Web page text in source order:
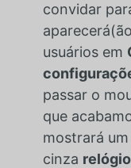
convidar
usuários em
passar o
que
mostrará
cinza relógio